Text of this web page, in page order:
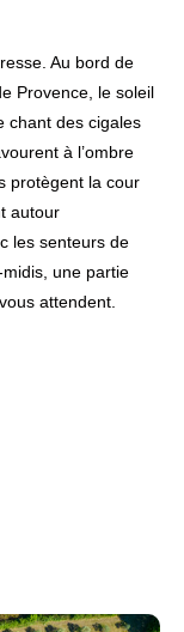
Au bord de
Provence, le soleil
chant des cigales
à l’ombre
protègent la cour
autour
les senteurs de
une partie
vous attendent.